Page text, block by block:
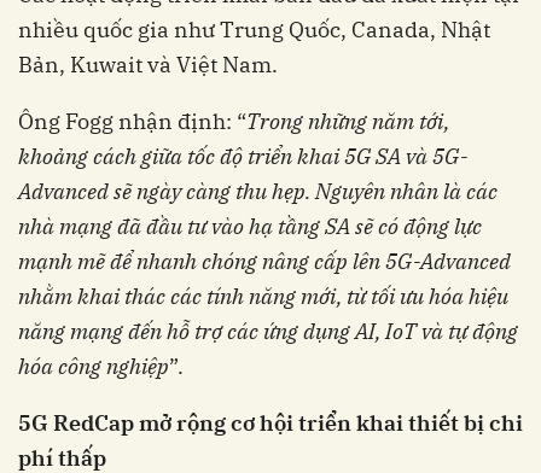
nhiều quốc gia như Trung Quốc, Canada, Nhật
Bản, Kuwait và Việt Nam.
Ông Fogg nhận định: “Trong những năm tới,
khoảng cách giữa tốc độ triển khai 5G SA và 5G-
Advanced sẽ ngày càng thu hẹp. Nguyên nhân là các
nhà mạng đã đầu tư vào hạ tầng SA sẽ có động lực
mạnh mẽ để nhanh chóng nâng cấp lên 5G-Advanced
nhằm khai thác các tính năng mới, từ tối ưu hóa hiệu
năng mạng đến hỗ trợ các ứng dụng AI, IoT và tự động
hóa công nghiệp”.
5G RedCap mở rộng cơ hội triển khai thiết bị chi
phí thấp